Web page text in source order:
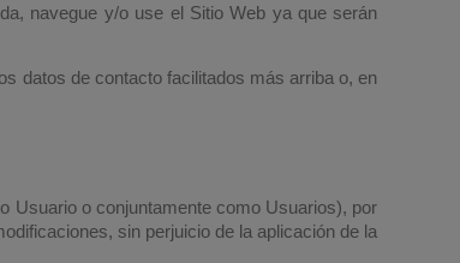
navegue y/o use el Sitio Web ya que serán
datos de contacto facilitados más arriba o, en
Usuario o conjuntamente como Usuarios), por
sin perjuicio de la aplicación de la